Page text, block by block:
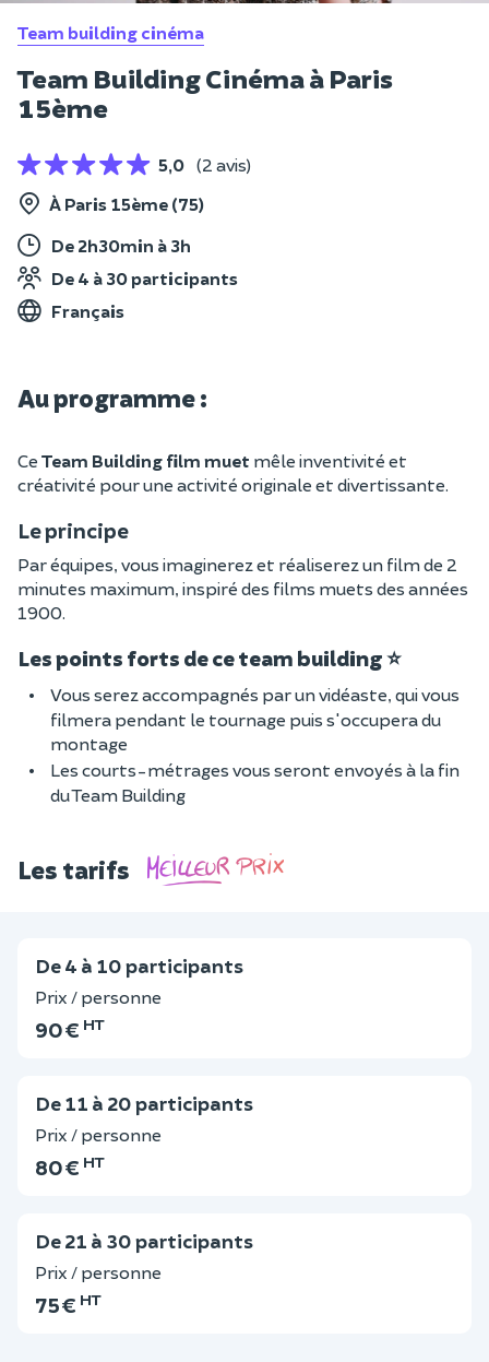
Team building cinéma
Team Building Cinéma à Paris
15ème
5,0 (2 avis)
À Paris 15ème (75)
De 2h30min à 3h
De 4 à 30 participants
Français
Au programme :
Ce Team Building film muet mêle inventivité et
créativité pour une activité originale et divertissante.
Le principe
Par équipes, vous imaginerez et réaliserez un film de 2
minutes maximum, inspiré des films muets des années
1900.
Les points forts de ce team building⭐
Vous serez accompagnés par un vidéaste, qui vous
filmera pendant le tournage puis s'occupera du
montage
Les courts-métrages vous seront envoyés à la fin
du Team Building
Les tarifs
De 4 à 10 participants
Prix / personne
90 € HT
De 11 à 20 participants
Prix / personne
80 € HT
De 21 à 30 participants
Prix / personne
75 € HT